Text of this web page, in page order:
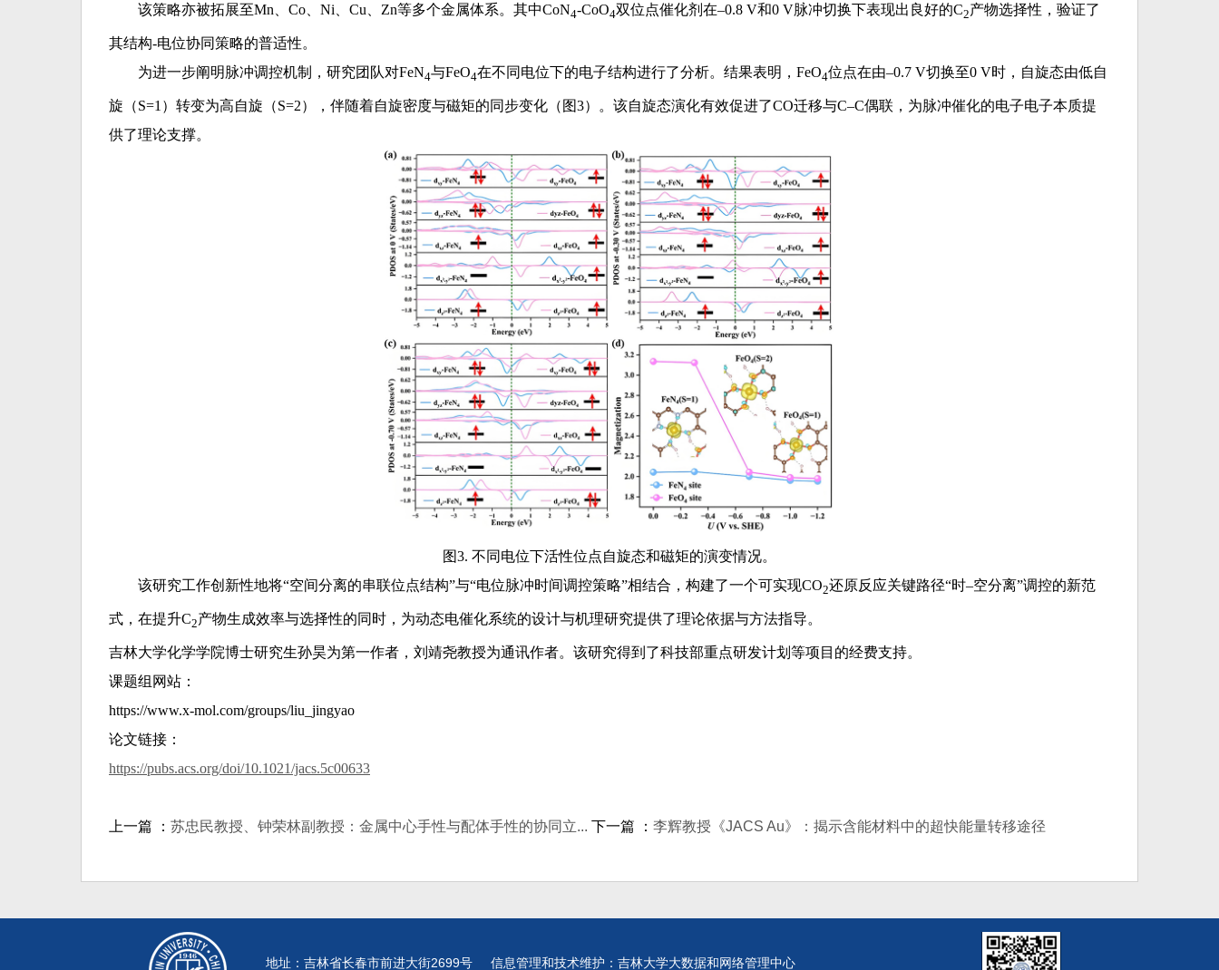
该策略亦被拓展至Mn、Co、Ni、Cu、Zn等多个金属体系。其中CoN4-CoO4双位点催化剂在–0.8 V和0 V脉冲切换下表现出良好的C2产物选择性，验证了
其结构-电位协同策略的普适性。
为进一步阐明脉冲调控机制，研究团队对FeN4与FeO4在不同电位下的电子结构进行了分析。结果表明，FeO4位点在由–0.7 V切换至0 V时，自旋态由低自
旋（S=1）转变为高自旋（S=2），伴随着自旋密度与磁矩的同步变化（图3）。该自旋态演化有效促进了CO迁移与C–C偶联，为脉冲催化的电子电子本质提
供了理论支撑。
图3. 不同电位下活性位点自旋态和磁矩的演变情况。
该研究工作创新性地将“空间分离的串联位点结构”与“电位脉冲时间调控策略”相结合，构建了一个可实现CO2还原反应关键路径“时–空分离”调控的新范
式，在提升C2产物生成效率与选择性的同时，为动态电催化系统的设计与机理研究提供了理论依据与方法指导。
吉林大学化学学院博士研究生孙昊为第一作者，刘靖尧教授为通讯作者。该研究得到了科技部重点研发计划等项目的经费支持。
课题组网站：
https://www.x-mol.com/groups/liu_jingyao
论文链接：
https://pubs.acs.org/doi/10.1021/jacs.5c00633
上一篇 ： 苏忠民教授、钟荣林副教授：金属中心手性与配体手性的协同立... 下一篇 ： 李辉教授《JACS Au》：揭示含能材料中的超快能量转移途径
地址：吉林省长春市前进大街2699号 信息管理和技术维护：吉林大学大数据和网络管理中心